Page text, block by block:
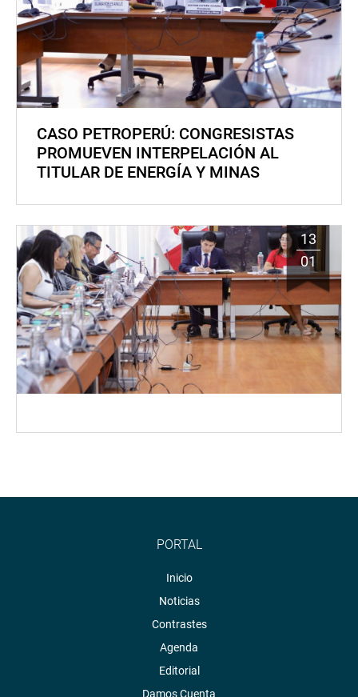
CASO PETROPERÚ: CONGRESISTAS
PROMUEVEN INTERPELACIÓN AL
TITULAR DE ENERGÍA Y MINAS
13
01
PORTAL
Inicio
Noticias
Contrastes
Agenda
Editorial
Damos Cuenta